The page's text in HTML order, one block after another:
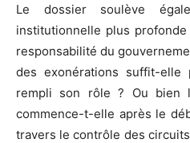
Le dossier soulève
institutionnelle plus
responsabilité du
des exonérations suffit-elle
rempli son rôle ? Ou bien
commence-t-elle après le
travers le contrôle des